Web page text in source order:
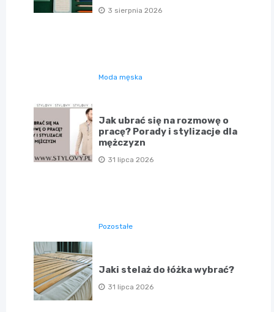
3 sierpnia 2026
Moda męska
Jak ubrać się na rozmowę o
pracę? Porady i stylizacje dla
mężczyzn
31 lipca 2026
Pozostałe
Jaki stelaż do łóżka wybrać?
31 lipca 2026